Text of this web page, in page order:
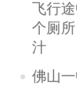
飞行
个厕
汁
佛山